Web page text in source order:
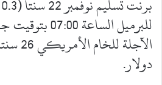
للبرميل
دولار.